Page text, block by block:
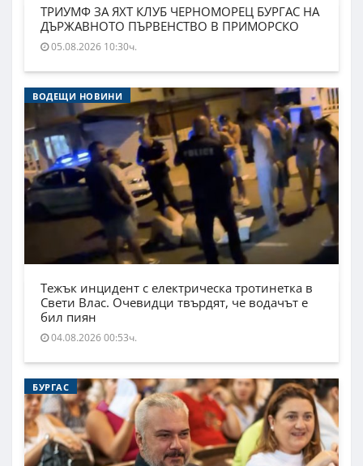
ТРИУМФ ЗА ЯХТ КЛУБ ЧЕРНОМОРЕЦ БУРГАС НА
ДЪРЖАВНОТО ПЪРВЕНСТВО В ПРИМОРСКО
05.08.2026 10:30ч.
ВОДЕЩИ НОВИНИ
Тежък инцидент с електрическа тротинетка в
Свети Влас. Очевидци твърдят, че водачът е
бил пиян
04.08.2026 00:53ч.
БУРГАС